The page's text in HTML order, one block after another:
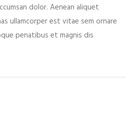
dolor. Aenean aliquet
ullamcorper est vitae sem ornare
penatibus et magnis dis